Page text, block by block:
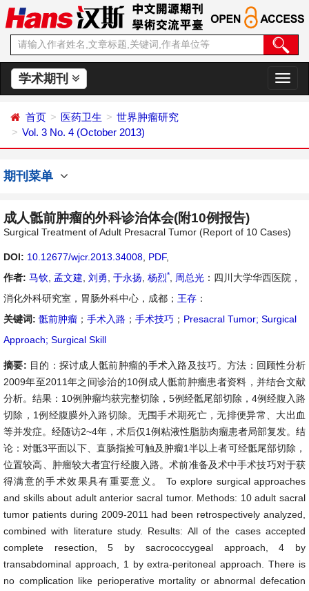
学术期刊
切
换
首页 医药卫生
世界肿瘤研究
Vol. 3 No. 4 (October 2013)
期刊菜单
成人骶前肿瘤的外科诊治体会(附10例报告)
Surgical Treatment of Adult Presacral Tumor (Report of 10 Cases)
DOI: 10.12677/wjcr.2013.34008 PDF,
作者: 马钦 孟文建 刘勇 于永扬 杨烈* 周总光 ：四川大学华西医院，
消化外科研究室，胃肠外科中心，成都； 王存 ：
关键词: 骶前肿瘤 ； 手术入路 ； 手术技巧 ； Presacral Tumor; Surgical
Approach; Surgical Skill
摘要: 目的：探讨成人骶前肿瘤的手术入路及技巧。方法：回顾性分析
2009年至2011年之间诊治的10例成人骶前肿瘤患者资料，并结合文献
分析。结果：10例肿瘤均获完整切除，5例经骶尾部切除，4例经腹入路
切除，1例经腹膜外入路切除。无围手术期死亡，无排便异常、大出血
等并发症。经随访2~4年，术后仅1例粘液性脂肪肉瘤患者局部复发。结
论：对骶3平面以下、直肠指捡可触及肿瘤1半以上者可经骶尾部切除，
位置较高、肿瘤较大者宜行经腹入路。术前准备及术中手术技巧对于获
得满意的手术效果具有重要意义。 To explore surgical approaches
and skills about adult anterior sacral tumor. Methods: 10 adult sacral
tumor patients during 2009-2011 had been retrospectively analyzed,
combined with literature study. Results: All of the cases accepted
complete resection, 5 by sacrococcygeal approach, 4 by
transabdominal approach, 1 by extra-peritoneal approach. There is
no complication like perioperative mortality or abnormal defecation